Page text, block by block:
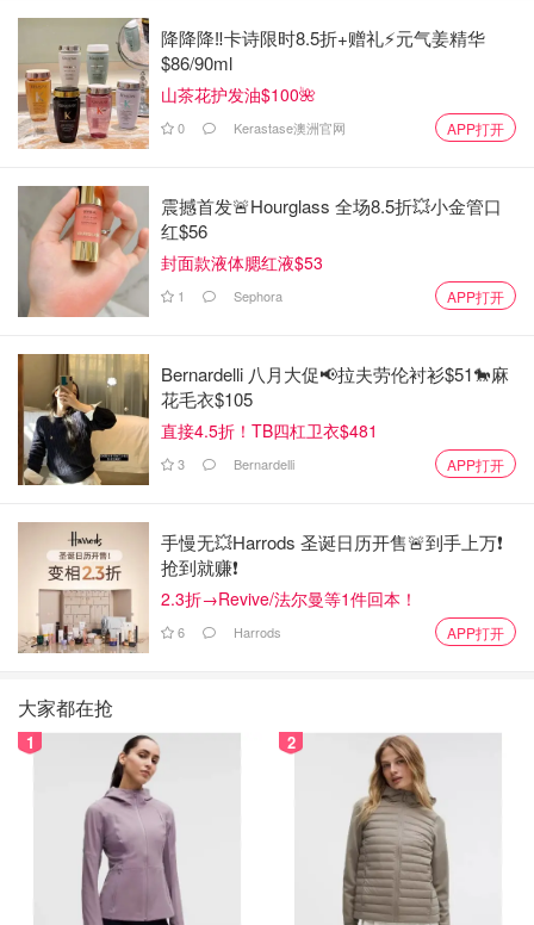
降降降‼️卡诗限时8.5折+赠礼⚡元气姜精华
$86/90ml
山茶花护发油$100🌺
0 Kerastase澳洲官网 APP打开
震撼首发🚨Hourglass 全场8.5折💥小金管口
红$56
封面款液体腮红液$53
1 Sephora APP打开
Bernardelli 八月大促📢拉夫劳伦衬衫$51🐎麻
花毛衣$105
直接4.5折！TB四杠卫衣$481
3 Bernardelli APP打开
手慢无💥Harrods 圣诞日历开售🚨到手上万❗️
抢到就赚❗️
2.3折→Revive/法尔曼等1件回本！
6 Harrods APP打开
大家都在抢
1 2